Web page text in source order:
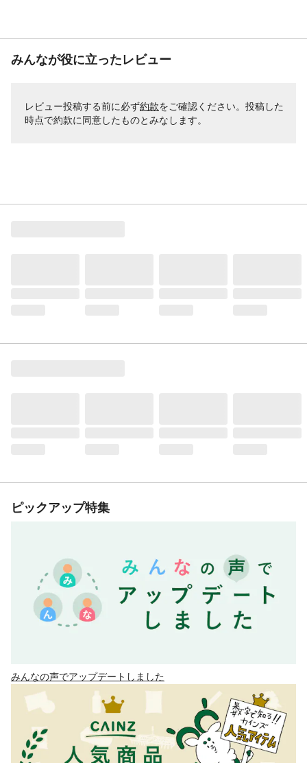
みんなが役に立ったレビュー
レビュー投稿する前に必ず約款をご確認ください。投稿した
時点で約款に同意したものとみなします。
ピックアップ特集
みんなの声でアップデートしました